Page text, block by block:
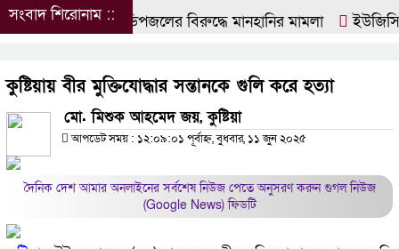
সংবাদ শিরোনাম ::ডিপজলের বিরুদ্ধে মানহানির মামলা ইউজিসির
কুষ্টিয়ায় বীর মুক্তিযোদ্ধার সন্তানকে গুলি করে হত্যা
মো. মিশুক আহমেদ জয়, কুষ্টিয়া
আপডেট সময় : ১২:০৯:০১ পূর্বাহ্ন, বুধবার, ১১ জুন ২০২৫
দৈনিক দেশ আমার অনলাইনের সর্বশেষ নিউজ পেতে অনুসরণ করুনগুগল নিউজ
(Google News)ফিডটি